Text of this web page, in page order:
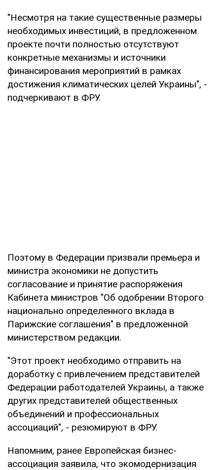
"Несмотря на такие существенные размеры
необходимых инвестиций, в предложенном
проекте почти полностью отсутствуют
конкретные механизмы и источники
финансирования мероприятий в рамках
достижения климатических целей Украины", -
подчеркивают в ФРУ.
Поэтому в Федерации призвали премьера и
министра экономики не допустить
согласование и принятие распоряжения
Кабинета министров "Об одобрении Второго
национально определенного вклада в
Парижские соглашения" в предложенной
министерством редакции.
"Этот проект необходимо отправить на
доработку с привлечением представителей
Федерации работодателей Украины, а также
других представителей общественных
объединений и профессиональных
ассоциаций", - резюмируют в ФРУ.
Напомним, ранее Европейская бизнес-
ассоциация заявила, что экомодернизация